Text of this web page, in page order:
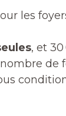
les
, et
de